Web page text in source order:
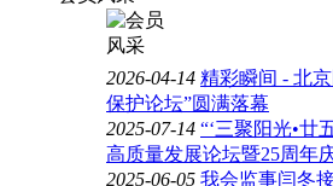
2026-04-14 精彩瞬间 - 北
保护论坛”圆满落幕
2025-07-14 “‘三聚阳光•廿
高质量发展论坛暨25周年
2025-06-05 我会监事闫冬